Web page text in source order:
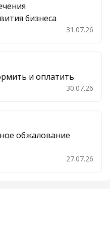
бизнеса
31.07.26
и оплатить
30.07.26
обжалование
27.07.26